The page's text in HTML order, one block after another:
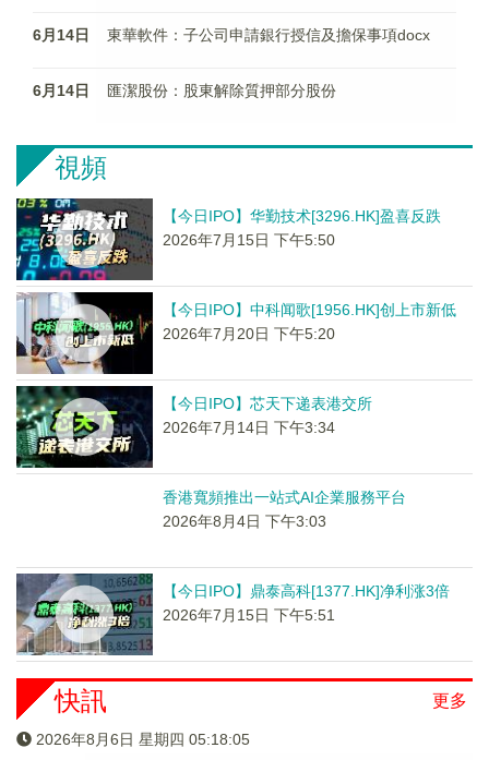
6月14日 東華軟件：子公司申請銀行授信及擔保事項docx
6月14日 匯潔股份：股東解除質押部分股份
視頻
【今日IPO】华勤技术[3296.HK]盈喜反跌
2026年7月15日 下午5:50
【今日IPO】中科闻歌[1956.HK]创上市新低
2026年7月20日 下午5:20
【今日IPO】芯天下递表港交所
2026年7月14日 下午3:34
香港寬頻推出一站式AI企業服務平台
2026年8月4日 下午3:03
【今日IPO】鼎泰高科[1377.HK]净利涨3倍
2026年7月15日 下午5:51
更多
快訊
2026年8月6日 星期四 05:18:05